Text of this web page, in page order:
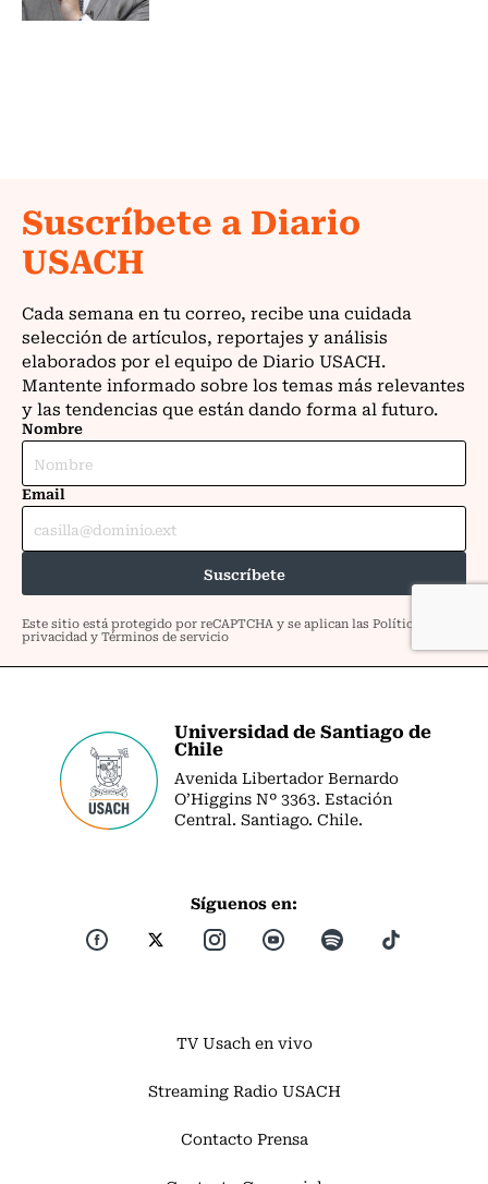
Universidad de Santiago de
Chile
Avenida Libertador Bernardo
O’Higgins Nº 3363. Estación
Central. Santiago. Chile.
Síguenos en:
TV Usach en vivo
Streaming Radio USACH
Contacto Prensa